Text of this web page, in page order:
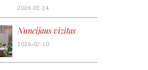
2026-02-24
Nuncijaus vizitas
2026-02-10